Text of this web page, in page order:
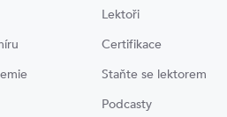
Lektoři
Certifikace
Staňte se lektorem
Podcasty